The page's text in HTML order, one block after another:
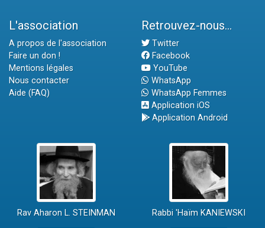
L'association
A propos de l'association
Faire un don !
Mentions légales
Nous contacter
Aide (FAQ)
Retrouvez-nous...
Twitter
Facebook
YouTube
WhatsApp
WhatsApp Femmes
Application iOS
Application Android
Rav Aharon L. STEINMAN Rabbi 'Haïm KANIEWSKI